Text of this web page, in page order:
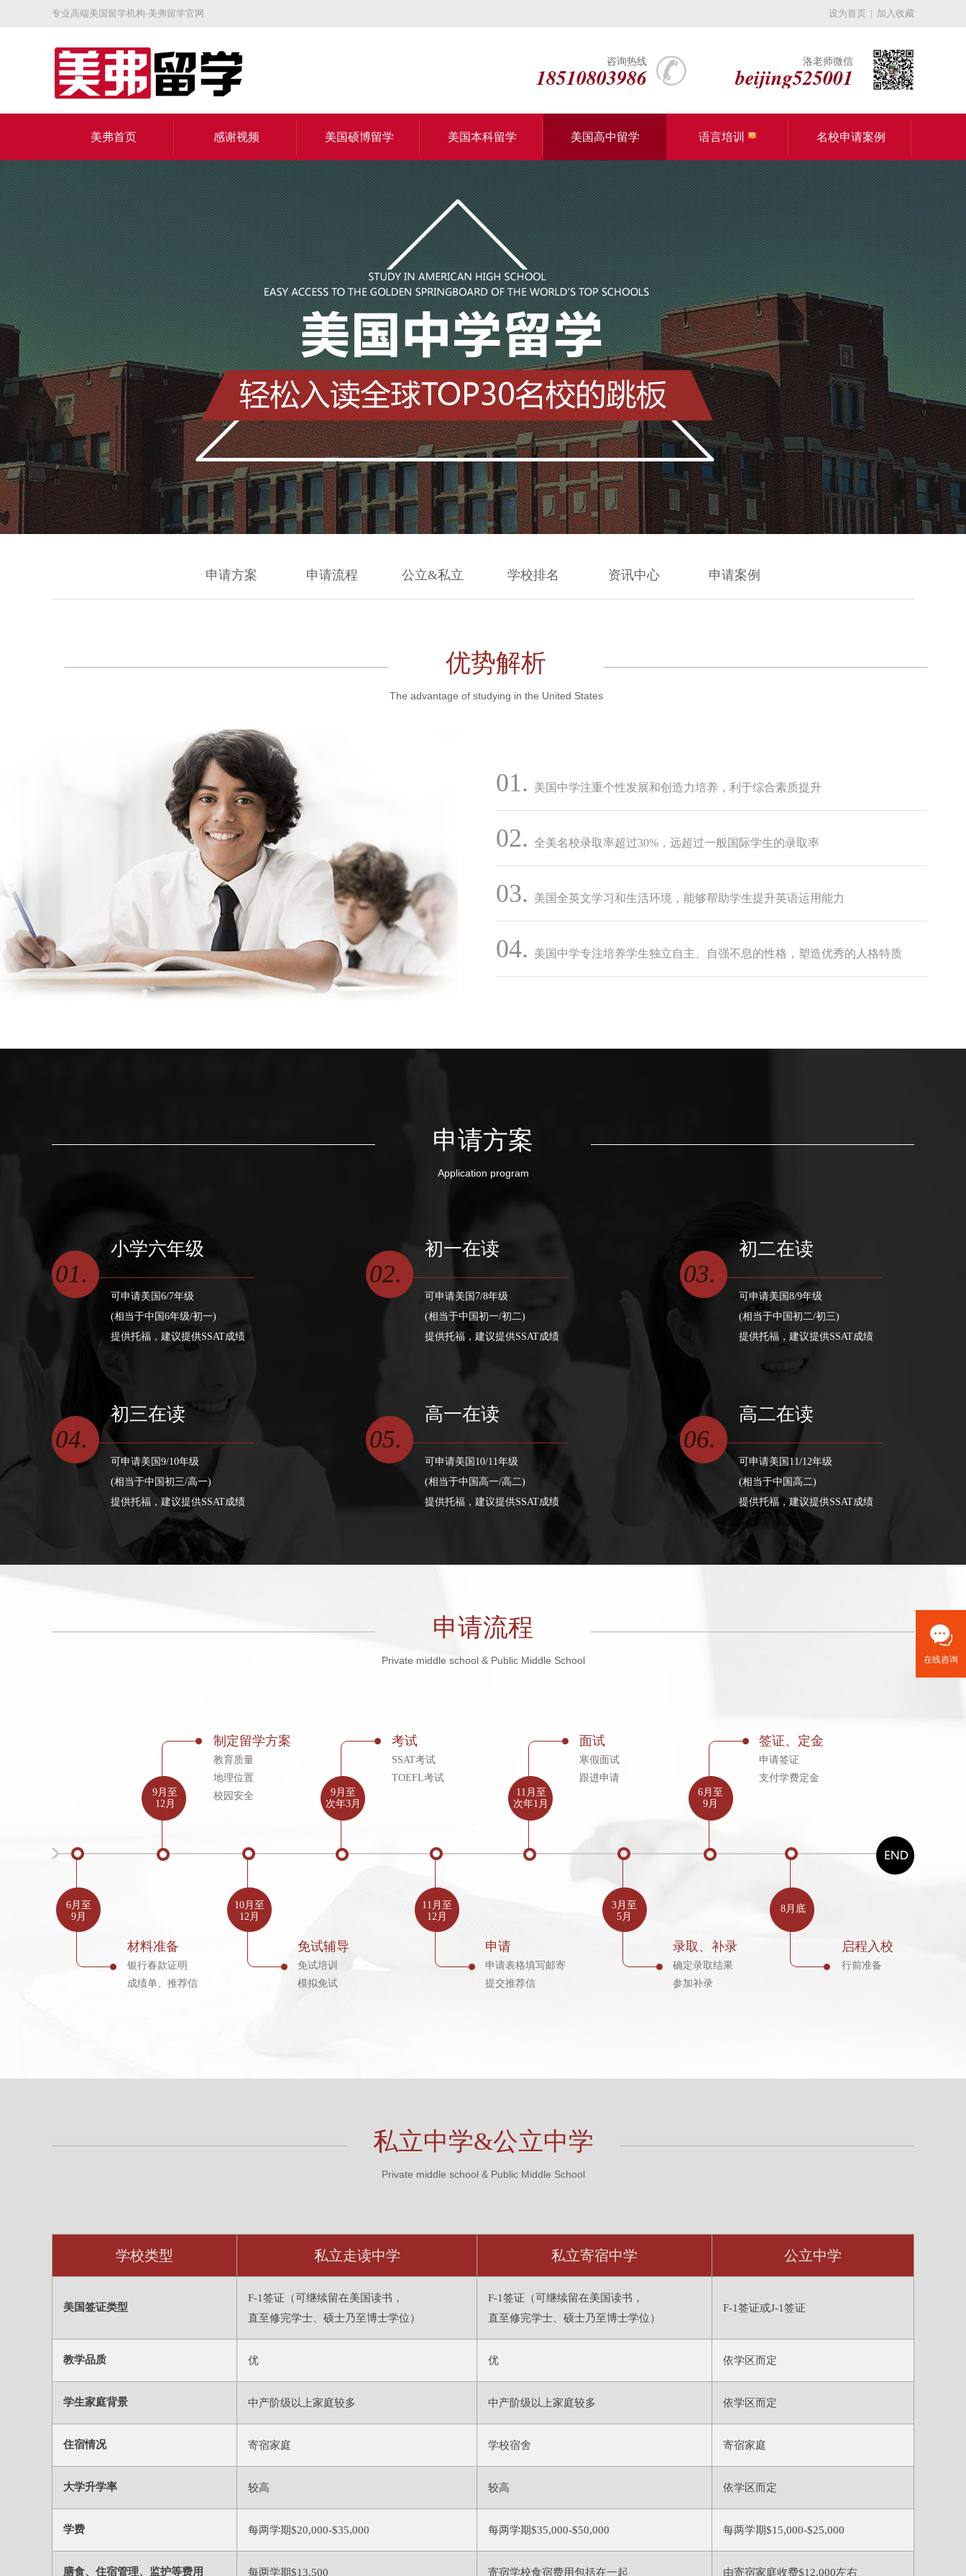
专业高端美国留学机构-美弗留学官网 设为首页 | 加入收藏
洛老师微信
beijing525001
咨询热线
18510803986
美弗首页 感谢视频 美国硕博留学 美国本科留学 美国高中留学 语言培训 名校申请案例
关于美弗
申请方案 申请流程 公立&私立 学校排名 资讯中心 申请案例
优势解析
The advantage of studying in the United States
01. 美国中学注重个性发展和创造力培养，利于综合素质提升
02. 全美名校录取率超过30%，远超过一般国际学生的录取率
03. 美国全英文学习和生活环境，能够帮助学生提升英语运用能力
04. 美国中学专注培养学生独立自主、自强不息的性格，塑造优秀的人格特质
申请方案
Application program
01.
小学六年级
可申请美国6/7年级
(相当于中国6年级/初一)
提供托福，建议提供SSAT成绩
02.
初一在读
可申请美国7/8年级
(相当于中国初一/初二)
提供托福，建议提供SSAT成绩
03.
初二在读
可申请美国8/9年级
(相当于中国初二/初三)
提供托福，建议提供SSAT成绩
04.
初三在读
可申请美国9/10年级
(相当于中国初三/高一)
提供托福，建议提供SSAT成绩
05.
高一在读
可申请美国10/11年级
(相当于中国高一/高二)
提供托福，建议提供SSAT成绩
06.
高二在读
可申请美国11/12年级
(相当于中国高二)
提供托福，建议提供SSAT成绩
申请流程
Private middle school & Public Middle School
9月至
12月
制定留学方案
教育质量
地理位置
校园安全
9月至
次年3月
考试
SSAT考试
TOEFL考试
11月至
次年1月
面试
寒假面试
跟进申请
6月至
9月
签证、定金
申请签证
支付学费定金
6月至
9月
材料准备
银行春款证明
成绩单、推荐信
10月至
12月
免试辅导
免试培训
模拟免试
11月至
12月
申请
申请表格填写邮寄
提交推荐信
3月至
5月
录取、补录
确定录取结果
参加补录
8月底
启程入校
行前准备
私立中学&公立中学
Private middle school & Public Middle School
学校类型 私立走读中学 私立寄宿中学 公立中学
美国签证类型
F-1签证（可继续留在美国读书，
直至修完学士、硕士乃至博士学位）
F-1签证（可继续留在美国读书，
直至修完学士、硕士乃至博士学位）
F-1签证或J-1签证
教学品质 优 优 依学区而定
学生家庭背景 中产阶级以上家庭较多 中产阶级以上家庭较多 依学区而定
住宿情况 寄宿家庭 学校宿舍 寄宿家庭
大学升学率 较高 较高 依学区而定
学费 每两学期$20,000-$35,000 每两学期$35,000-$50,000 每两学期$15,000-$25,000
膳食、住宿管理、监护等费用 每两学期$13,500 寄宿学校食宿费用包括在一起 由寄宿家庭收费$12,000左右
在线咨询